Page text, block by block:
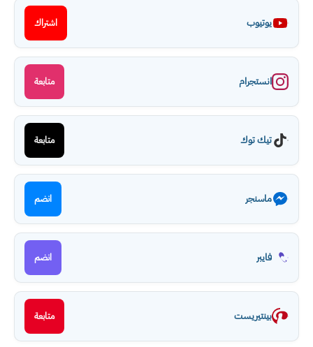
يوتيوب اشتراك
انستجرام متابعة
تيك توك متابعة
ماسنجر انضم
فايبر انضم
بينتيريست متابعة